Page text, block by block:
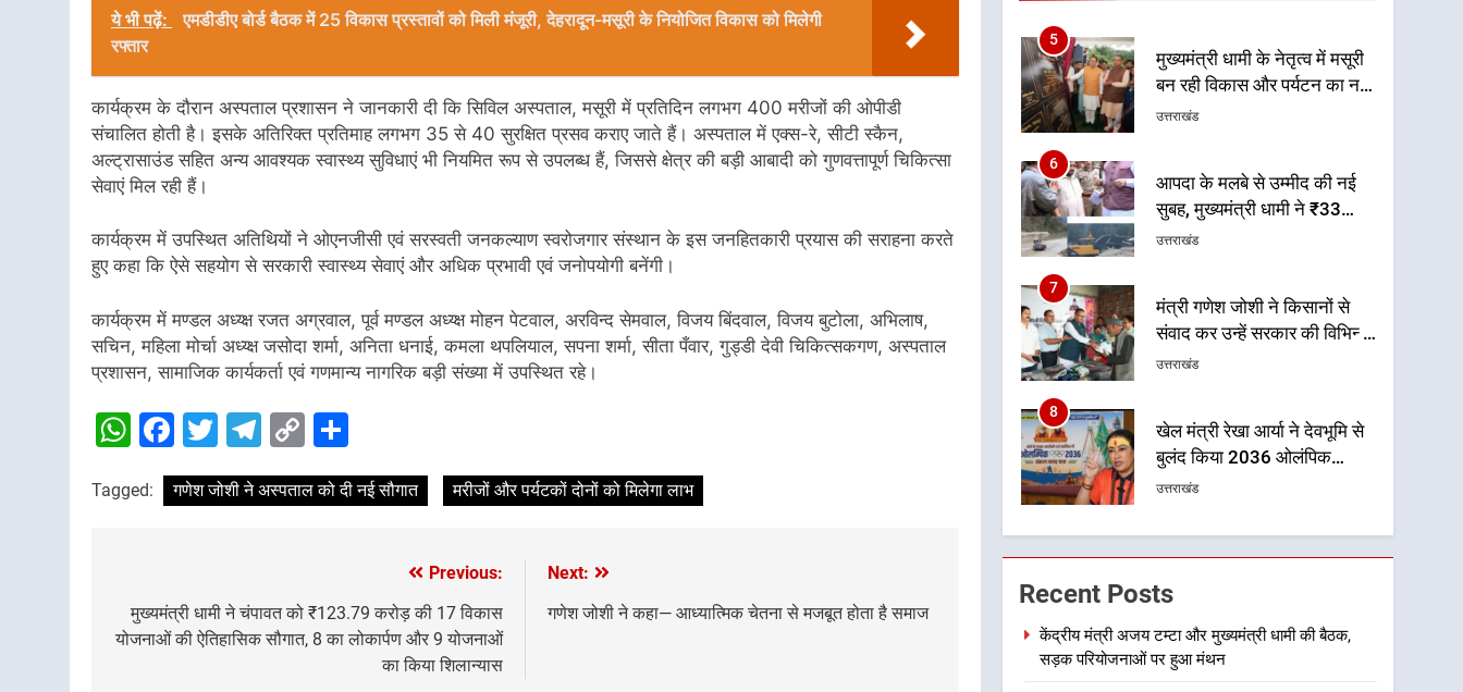
ये भी पढ़ें:
एमडीडीए बोर्ड बैठक में 25 विकास प्रस्तावों को मिली मंजूरी, देहरादून-मसूरी के नियोजित विकास को मिलेगी
रफ्तार
कार्यक्रम के दौरान अस्पताल प्रशासन ने जानकारी दी कि सिविल अस्पताल, मसूरी में प्रतिदिन लगभग 400 मरीजों की ओपीडी
संचालित होती है। इसके अतिरिक्त प्रतिमाह लगभग 35 से 40 सुरक्षित प्रसव कराए जाते हैं। अस्पताल में एक्स-रे, सीटी स्कैन,
अल्ट्रासाउंड सहित अन्य आवश्यक स्वास्थ्य सुविधाएं भी नियमित रूप से उपलब्ध हैं, जिससे क्षेत्र की बड़ी आबादी को गुणवत्तापूर्ण चिकित्सा
सेवाएं मिल रही हैं।
कार्यक्रम में उपस्थित अतिथियों ने ओएनजीसी एवं सरस्वती जनकल्याण स्वरोजगार संस्थान के इस जनहितकारी प्रयास की सराहना करते
हुए कहा कि ऐसे सहयोग से सरकारी स्वास्थ्य सेवाएं और अधिक प्रभावी एवं जनोपयोगी बनेंगी।
कार्यक्रम में मण्डल अध्य्क्ष रजत अग्रवाल, पूर्व मण्डल अध्य्क्ष मोहन पेटवाल, अरविन्द सेमवाल, विजय बिंदवाल, विजय बुटोला, अभिलाष,
सचिन, महिला मोर्चा अध्य्क्ष जसोदा शर्मा, अनिता धनाई, कमला थपलियाल, सपना शर्मा, सीता पँवार, गुड्डी देवी चिकित्सकगण, अस्पताल
प्रशासन, सामाजिक कार्यकर्ता एवं गणमान्य नागरिक बड़ी संख्या में उपस्थित रहे।
WhatsApp
Facebook
Twitter
Telegram
Copy
Link
Tagged: गणेश जोशी ने अस्पताल को दी नई सौगात मरीजों और पर्यटकों दोनों को मिलेगा लाभ
navigation
Previous:
मुख्यमंत्री धामी ने चंपावत को ₹123.79 करोड़ की 17 विकास
योजनाओं की ऐतिहासिक सौगात, 8 का लोकार्पण और 9 योजनाओं
का किया शिलान्यास
Next:
गणेश जोशी ने कहा— आध्यात्मिक चेतना से मजबूत होता है समाज
5
मुख्यमंत्री धामी के नेतृत्व में मसूरी
बन रही विकास और पर्यटन का नया
केंद्र
उत्तराखंड
6
आपदा के मलबे से उम्मीद की नई
सुबह, मुख्यमंत्री धामी ने ₹33
करोड़ के विकास और राहत कार्यों
उत्तराखंड
7
मंत्री गणेश जोशी ने किसानों से
संवाद कर उन्हें सरकार की विभिन्न
कृषि एवं बागवानी योजनाओं का
उत्तराखंड
8
खेल मंत्री रेखा आर्या ने देवभूमि से
बुलंद किया 2036 ओलंपिक
मेजबानी का संकल्प
उत्तराखंड
1
केंद्रीय मंत्री अजय टम्टा और
मुख्यमंत्री धामी की बैठक, सड़क
परियोजनाओं पर हुआ मंथन
2
Recent Posts
केंद्रीय मंत्री अजय टम्टा और मुख्यमंत्री धामी की बैठक,
सड़क परियोजनाओं पर हुआ मंथन